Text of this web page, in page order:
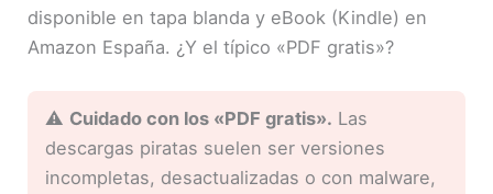
disponible en tapa blanda y eBook (Kindle) en
Amazon España. ¿Y el típico «PDF gratis»?
⚠️ Cuidado con los «PDF gratis». Las
descargas piratas suelen ser versiones
incompletas, desactualizadas o con malware,